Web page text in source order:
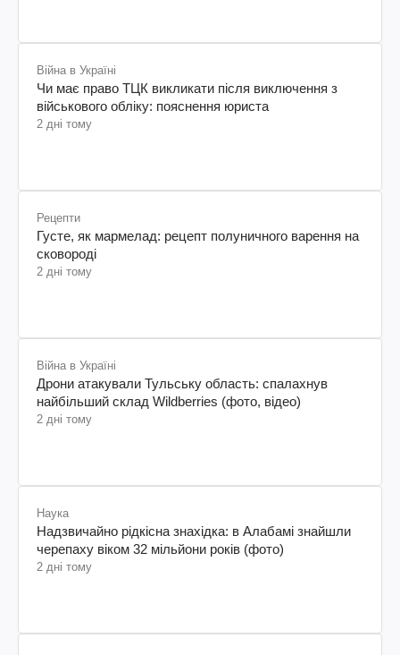
Війна в Україні
Чи має право ТЦК викликати після виключення з
військового обліку: пояснення юриста
2 дні тому
Рецепти
Густе, як мармелад: рецепт полуничного варення на
сковороді
2 дні тому
Війна в Україні
Дрони атакували Тульську область: спалахнув
найбільший склад Wildberries (фото, відео)
2 дні тому
Наука
Надзвичайно рідкісна знахідка: в Алабамі знайшли
черепаху віком 32 мільйони років (фото)
2 дні тому